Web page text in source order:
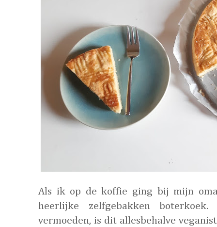
Als ik op de koffie ging bij mijn
heerlijke zelfgebakken
vermoeden, is dit allesbehalve